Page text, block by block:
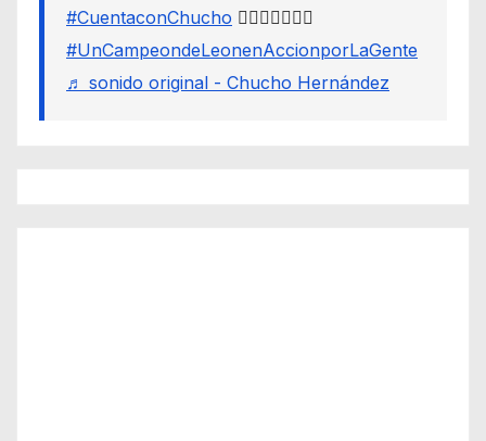
#CuentaconChucho 🙋🏾‍♂️✌🏾☝🏾
#UnCampeondeLeonenAccionporLaGente
♬ sonido original - Chucho Hernández